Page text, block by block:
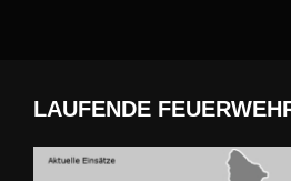
LAUFENDE